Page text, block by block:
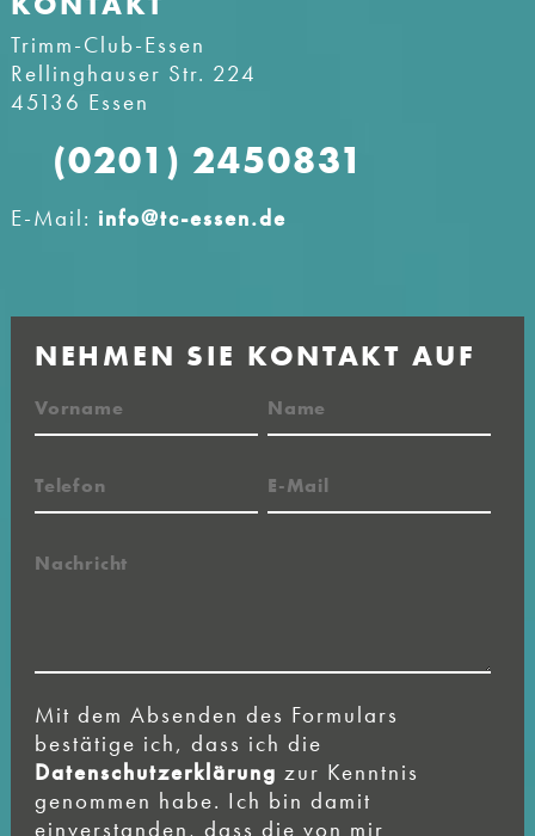
Trimm-Club-Essen
Rellinghauser Str. 224
45136 Essen
(0201) 2450831
E-Mail: info@tc-essen.de
NEHMEN SIE KONTAKT AUF
Mit dem Absenden des Formulars
bestätige ich, dass ich die
Datenschutzerklärung zur Kenntnis
genommen habe. Ich bin damit
einverstanden, dass die von mir